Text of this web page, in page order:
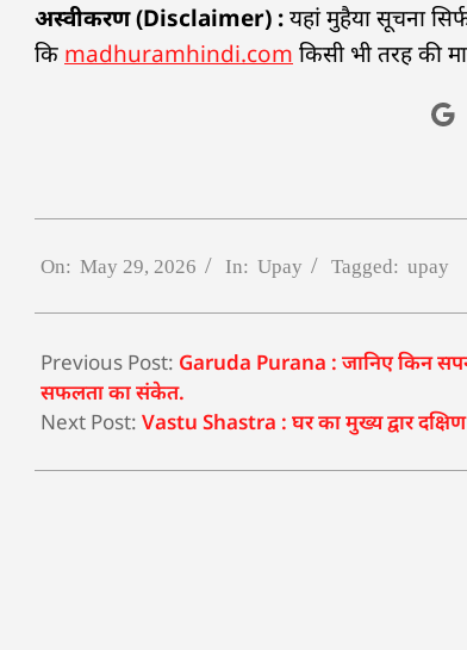
अस्वीकरण (Disclaimer) :यहां मुहैया सूचना
कि madhuramhindi.com किसी भी तरह की
On: May 29, 2026 In: Upay Tagged: upay
Previous Post: Garuda Purana : जानिए किन
सफलता का संकेत.
Next Post: Vastu Shastra : घर का मुख्य द्वार